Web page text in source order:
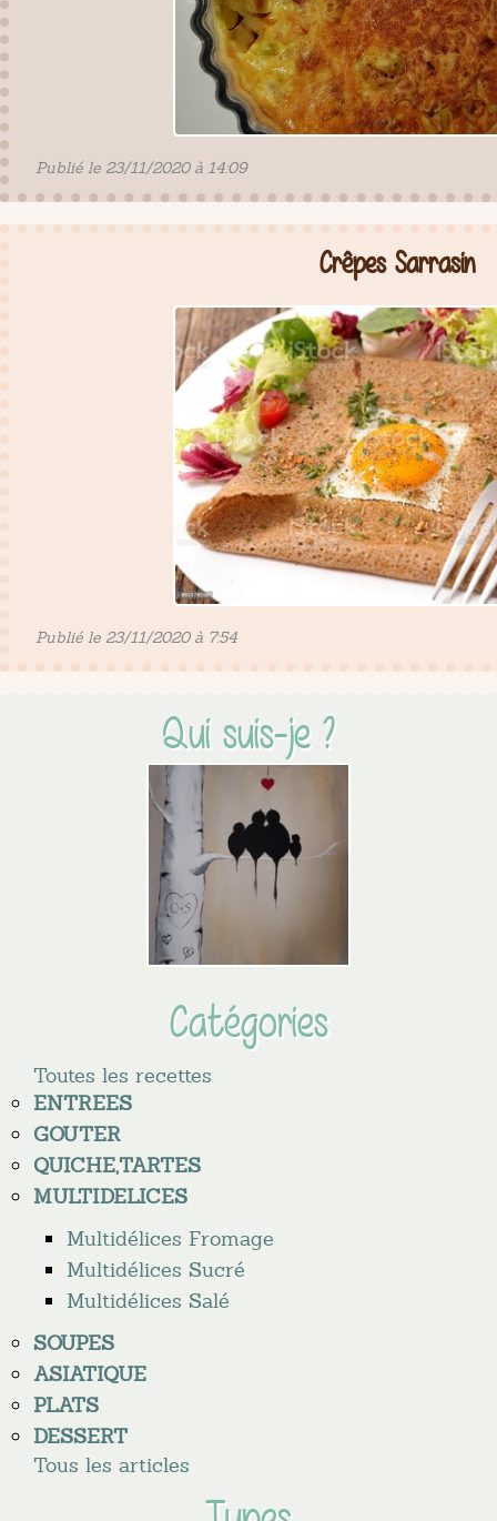
Qui suis-je ?
Catégories
Toutes les recettes
ENTREES
GOUTER
QUICHE,TARTES
MULTIDELICES
Multidélices Fromage
Multidélices Sucré
Multidélices Salé
SOUPES
ASIATIQUE
PLATS
DESSERT
Tous les articles
Publié le 23/11/2020 à 14:09
Crêpes Sarrasin
Publié le 23/11/2020 à 7:54